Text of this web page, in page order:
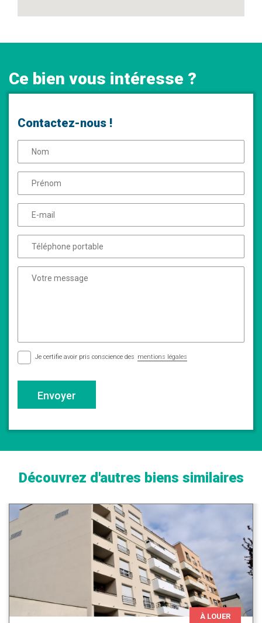
Ce bien vous intéresse ?
Contactez-nous !
Je certifie avoir pris conscience des mentions légales
Envoyer
Découvrez d'autres biens similaires
À LOUER